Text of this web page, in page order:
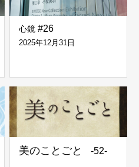
心鏡 #26
2025年12月31日
美のことごと -52-